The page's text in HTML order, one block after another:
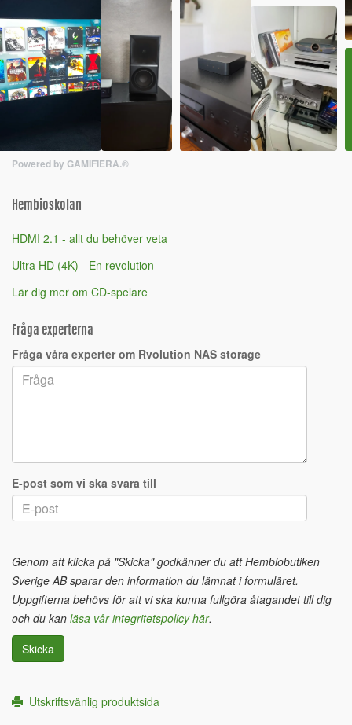
Powered by GAMIFIERA.®
Hembioskolan
HDMI 2.1 - allt du behöver veta
Ultra HD (4K) - En revolution
Lär dig mer om CD-spelare
Fråga experterna
Fråga våra experter om Rvolution NAS storage
E-post som vi ska svara till
Genom att klicka på "Skicka" godkänner du att Hembiobutiken
Sverige AB sparar den information du lämnat i formuläret.
Uppgifterna behövs för att vi ska kunna fullgöra åtagandet till dig
och du kan läsa vår integritetspolicy här.
Skicka
Utskriftsvänlig produktsida